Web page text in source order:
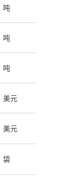
吨
吨
吨
美元
美元
袋